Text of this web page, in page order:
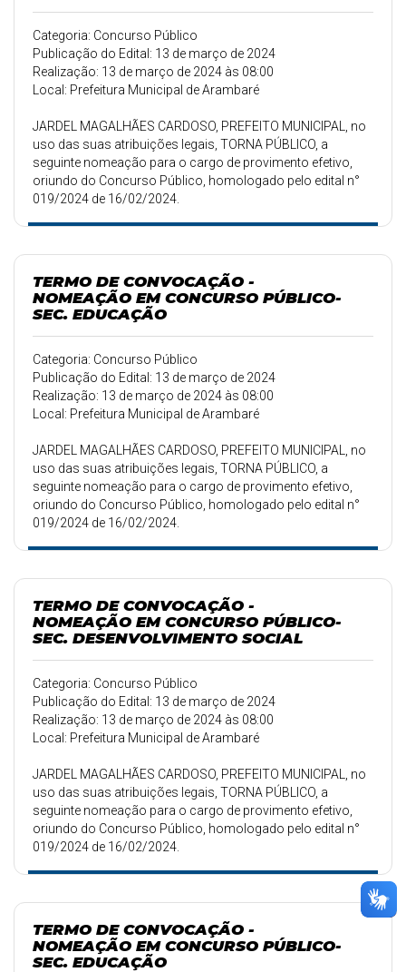
Categoria: Concurso Público
Publicação do Edital: 13 de março de 2024
Realização: 13 de março de 2024 às 08:00
Local: Prefeitura Municipal de Arambaré
JARDEL MAGALHÃES CARDOSO, PREFEITO MUNICIPAL, no
uso das suas atribuições legais, TORNA PÚBLICO, a
seguinte nomeação para o cargo de provimento efetivo,
oriundo do Concurso Público, homologado pelo edital n°
019/2024 de 16/02/2024.
TERMO DE CONVOCAÇÃO -
NOMEAÇÃO EM CONCURSO PÚBLICO-
SEC. EDUCAÇÃO
Categoria: Concurso Público
Publicação do Edital: 13 de março de 2024
Realização: 13 de março de 2024 às 08:00
Local: Prefeitura Municipal de Arambaré
JARDEL MAGALHÃES CARDOSO, PREFEITO MUNICIPAL, no
uso das suas atribuições legais, TORNA PÚBLICO, a
seguinte nomeação para o cargo de provimento efetivo,
oriundo do Concurso Público, homologado pelo edital n°
019/2024 de 16/02/2024.
TERMO DE CONVOCAÇÃO -
NOMEAÇÃO EM CONCURSO PÚBLICO-
SEC. DESENVOLVIMENTO SOCIAL
Categoria: Concurso Público
Publicação do Edital: 13 de março de 2024
Realização: 13 de março de 2024 às 08:00
Local: Prefeitura Municipal de Arambaré
JARDEL MAGALHÃES CARDOSO, PREFEITO MUNICIPAL, no
uso das suas atribuições legais, TORNA PÚBLICO, a
seguinte nomeação para o cargo de provimento efetivo,
oriundo do Concurso Público, homologado pelo edital n°
019/2024 de 16/02/2024.
TERMO DE CONVOCAÇÃO -
NOMEAÇÃO EM CONCURSO PÚBLICO-
SEC. EDUCAÇÃO